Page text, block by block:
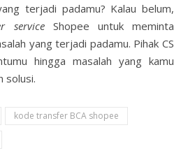
terjadi padamu? Kalau belum,
serviceShopee untuk meminta
yang terjadi padamu. Pihak CS
hingga masalah yang kamu
solusi.
kode transfer BCA shopee